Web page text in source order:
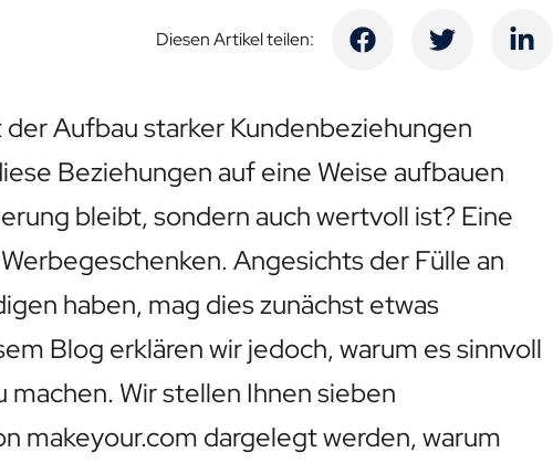
Diesen Artikel teilen:
Aufbau starker Kundenbeziehungen
Beziehungen auf eine Weise aufbauen
bleibt, sondern auch wertvoll ist? Eine
Angesichts der Fülle an
haben, mag dies zunächst etwas
Blog erklären wir jedoch, warum es sinnvoll
machen. Wir stellen Ihnen sieben
makeyour.com dargelegt werden, warum